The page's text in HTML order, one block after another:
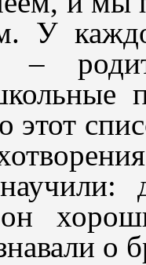
У
–
этот
о